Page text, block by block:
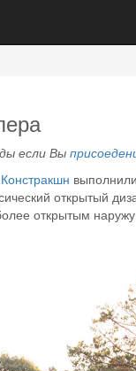
если Вы
открытый
открытым